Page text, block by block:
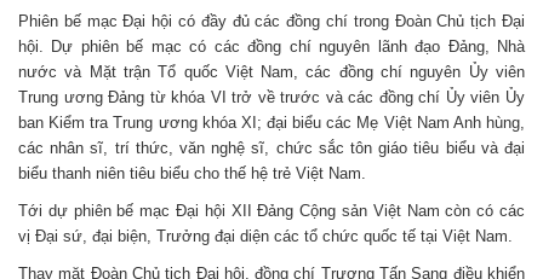
Phiên bế mạc Đại hội có đầy đủ các đồng chí trong Đoàn Chủ tịch Đại
hội. Dự phiên bế mạc có các đồng chí nguyên lãnh đạo Đảng, Nhà
nước và Mặt trận Tổ quốc Việt Nam, các đồng chí nguyên Ủy viên
Trung ương Đảng từ khóa VI trở về trước và các đồng chí Ủy viên Ủy
ban Kiểm tra Trung ương khóa XI; đại biểu các Mẹ Việt Nam Anh hùng,
các nhân sĩ, trí thức, văn nghệ sĩ, chức sắc tôn giáo tiêu biểu và đại
biểu thanh niên tiêu biểu cho thế hệ trẻ Việt Nam.
Tới dự phiên bế mạc Đại hội XII Đảng Cộng sản Việt Nam còn có các
vị Đại sứ, đại biện, Trưởng đại diện các tổ chức quốc tế tại Việt Nam.
Thay mặt Đoàn Chủ tịch Đại hội, đồng chí Trương Tấn Sang điều khiển